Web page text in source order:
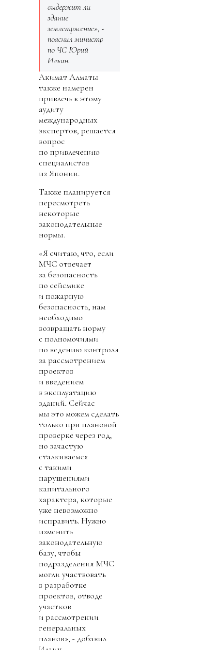
выдержит ли
здание
землетрясение», -
пояснил министр
по ЧС Юрий
Ильин.
Акимат Алматы
также намерен
привлечь к этому
аудиту
международных
экспертов, решается
вопрос
по привлечению
специалистов
из Японии.
Также планируется
пересмотреть
некоторые
законодательные
нормы.
«Я считаю, что, если
МЧС отвечает
за безопасность
по сейсмике
и пожарную
безопасность, нам
необходимо
возвращать норму
с полномочиями
по ведению контроля
за рассмотрением
проектов
и введением
в эксплуатацию
зданий. Сейчас
мы это можем сделать
только при плановой
проверке через год,
но зачастую
сталкиваемся
с такими
нарушениями
капитального
характера, которые
уже невозможно
исправить. Нужно
изменить
законодательную
базу, чтобы
подразделения МЧС
могли участвовать
в разработке
проектов, отводе
участков
и рассмотрении
генеральных
планов», - добавил